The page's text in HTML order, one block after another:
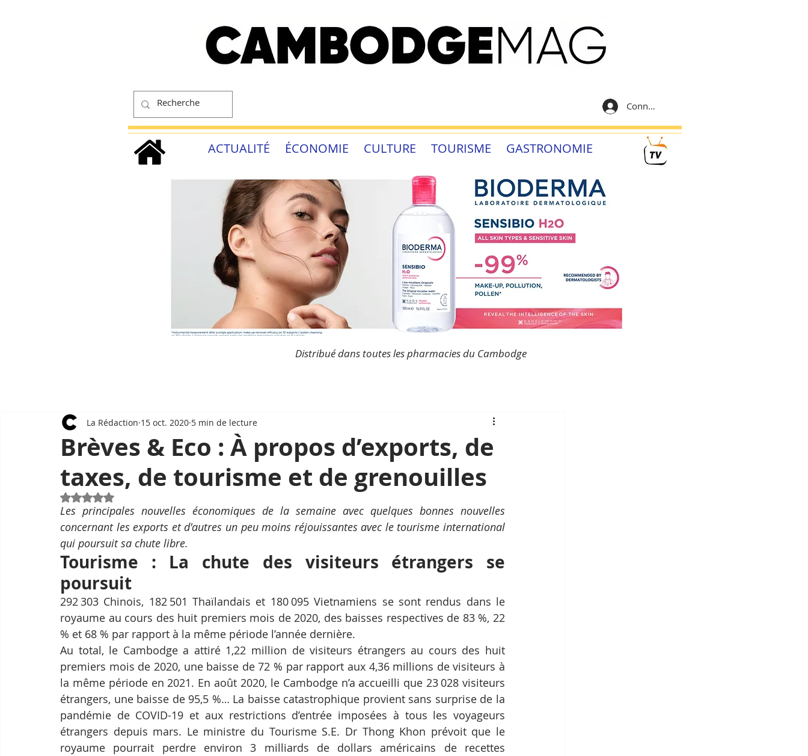
Connexion
ACTUALITÉ ÉCONOMIE CULTURE TOURISME GASTRONOMIE
Distribué dans toutes les pharmacies du Cambodge
Brèves & Eco : À propos d’exports, de
taxes, de tourisme et de grenouilles
La Rédaction 15 oct. 2020 5 min de lecture
Noté NaN étoiles sur 5.
Les principales nouvelles économiques de la semaine avec quelques bonnes nouvelles
concernant les exports et d'autres un peu moins réjouissantes avec le tourisme international
qui poursuit sa chute libre.
Tourisme : La chute des visiteurs étrangers se
poursuit
292 303 Chinois, 182 501 Thaïlandais et 180 095 Vietnamiens se sont rendus dans le
royaume au cours des huit premiers mois de 2020, des baisses respectives de 83 %, 22
% et 68 % par rapport à la même période l’année dernière.
Au total, le Cambodge a attiré 1,22 million de visiteurs étrangers au cours des huit
premiers mois de 2020, une baisse de 72 % par rapport aux 4,36 millions de visiteurs à
la même période en 2021. En août 2020, le Cambodge n’a accueilli que 23 028 visiteurs
étrangers, une baisse de 95,5 %… La baisse catastrophique provient sans surprise de la
pandémie de COVID-19 et aux restrictions d’entrée imposées à tous les voyageurs
étrangers depuis mars. Le ministre du Tourisme S.E. Dr Thong Khon prévoit que le
royaume pourrait perdre environ 3 milliards de dollars américains de recettes